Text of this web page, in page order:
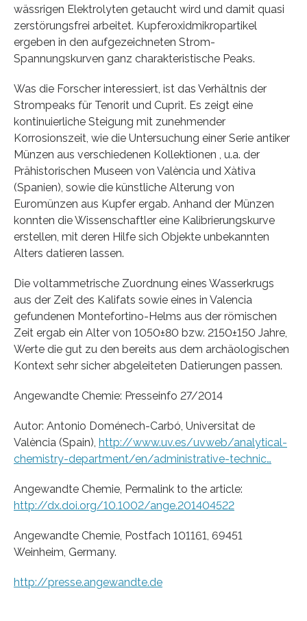
wässrigen Elektrolyten getaucht wird und damit quasi
zerstörungsfrei arbeitet. Kupferoxidmikropartikel
ergeben in den aufgezeichneten Strom-
Spannungskurven ganz charakteristische Peaks.
Was die Forscher interessiert, ist das Verhältnis der
Strompeaks für Tenorit und Cuprit. Es zeigt eine
kontinuierliche Steigung mit zunehmender
Korrosionszeit, wie die Untersuchung einer Serie antiker
Münzen aus verschiedenen Kollektionen , u.a. der
Prähistorischen Museen von València und Xàtiva
(Spanien), sowie die künstliche Alterung von
Euromünzen aus Kupfer ergab. Anhand der Münzen
konnten die Wissenschaftler eine Kalibrierungskurve
erstellen, mit deren Hilfe sich Objekte unbekannten
Alters datieren lassen.
Die voltammetrische Zuordnung eines Wasserkrugs
aus der Zeit des Kalifats sowie eines in Valencia
gefundenen Montefortino-Helms aus der römischen
Zeit ergab ein Alter von 1050±80 bzw. 2150±150 Jahre,
Werte die gut zu den bereits aus dem archäologischen
Kontext sehr sicher abgeleiteten Datierungen passen.
Angewandte Chemie: Presseinfo 27/2014
Autor: Antonio Doménech-Carbó, Universitat de
València (Spain), http://www.uv.es/uvweb/analytical-
chemistry-department/en/administrative-technic…
Angewandte Chemie, Permalink to the article:
http://dx.doi.org/10.1002/ange.201404522
Angewandte Chemie, Postfach 101161, 69451
Weinheim, Germany.
http://presse.angewandte.de